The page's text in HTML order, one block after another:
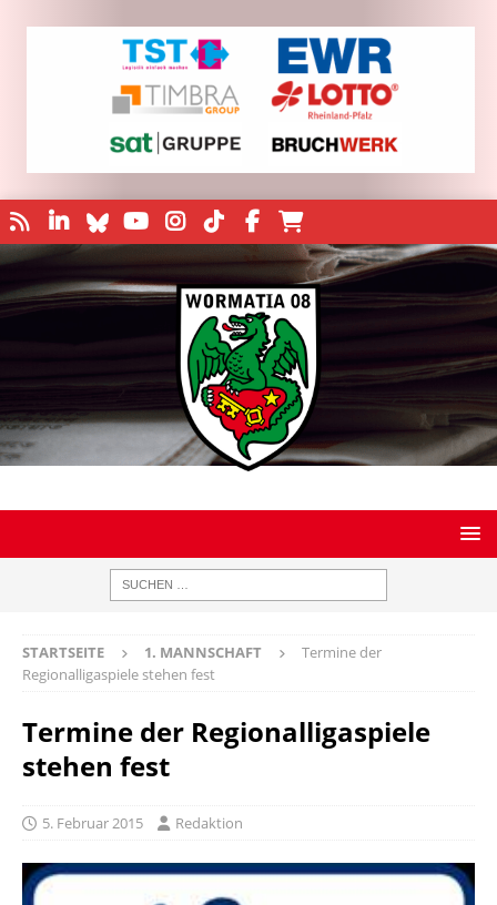
STARTSEITE 1. MANNSCHAFT
Termine der
Regionalligaspiele stehen fest
Termine der Regionalligaspiele
stehen fest
5. Februar 2015 Redaktion